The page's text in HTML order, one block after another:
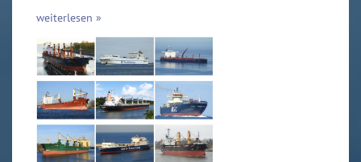
weiterlesen »